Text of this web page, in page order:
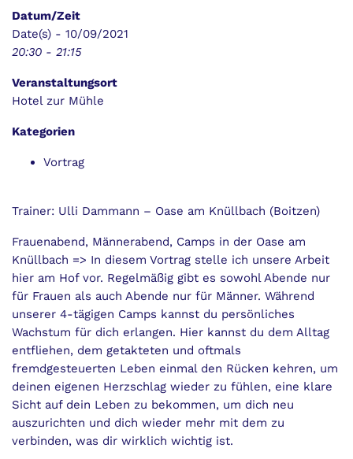
Datum/Zeit
Date(s) - 10/09/2021
20:30 - 21:15
Veranstaltungsort
Hotel zur Mühle
Kategorien
Vortrag
Trainer: Ulli Dammann – Oase am Knüllbach (Boitzen)
Frauenabend, Männerabend, Camps in der Oase am
Knüllbach => In diesem Vortrag stelle ich unsere Arbeit
hier am Hof vor. Regelmäßig gibt es sowohl Abende nur
für Frauen als auch Abende nur für Männer. Während
unserer 4-tägigen Camps kannst du persönliches
Wachstum für dich erlangen. Hier kannst du dem Alltag
entfliehen, dem getakteten und oftmals
fremdgesteuerten Leben einmal den Rücken kehren, um
deinen eigenen Herzschlag wieder zu fühlen, eine klare
Sicht auf dein Leben zu bekommen, um dich neu
auszurichten und dich wieder mehr mit dem zu
verbinden, was dir wirklich wichtig ist.